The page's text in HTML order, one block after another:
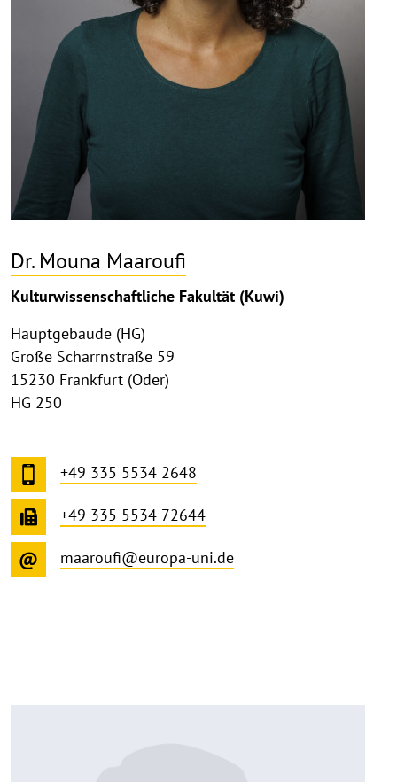
Dr. Mouna Maaroufi
Kulturwissenschaftliche Fakultät (Kuwi)
Hauptgebäude (HG)
Große Scharrnstraße 59
15230 Frankfurt (Oder)
HG 250
+49 335 5534 2648
+49 335 5534 72644
maaroufi@europa-uni.de